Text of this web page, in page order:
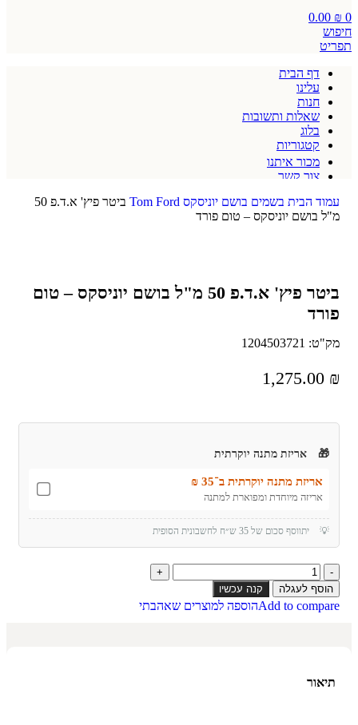
0
0.00 ₪
חיפוש
תפריט
דף הבית
עלינו
חנות
שאלות ותשובות
בלוג
קטגוריות
מכור איתנו
צור קשר
עמוד הבית בשמים בושם יוניסקס Tom Ford
ביטר פיץ' א.ד.פ 50
מ"ל בושם יוניסקס – טום פורד
ביטר פיץ' א.ד.פ 50 מ"ל בושם יוניסקס – טום
פורד
מק"ט: 1204503721
1,275.00 ₪
🎁 אריזת מתנה יוקרתית
אריזת מתנה יוקרתית ב־35 ₪
אריזה מיוחדת ומפוארת למתנה
💡 יתווסף סכום של 35 ש״ח לחשבונית הסופית
הוסף לעגלה קנה עכשיו
Add to compareהוספה למוצרים שאהבתי
תיאור